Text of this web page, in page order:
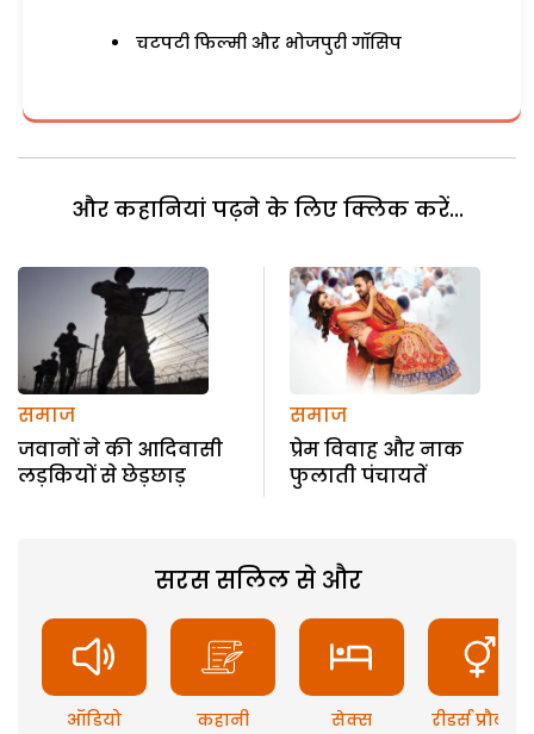
चटपटी फिल्मी और भोजपुरी गॉसिप
और कहानियां पढ़ने के लिए क्लिक करें...
समाज
जवानों ने की आदिवासी
लड़कियों से छेड़छाड़
समाज
प्रेम विवाह और नाक
फुलाती पंचायतें
सरस सलिल से और
ऑडियो कहानी सेक्स रीडर्स प्रौब्लम